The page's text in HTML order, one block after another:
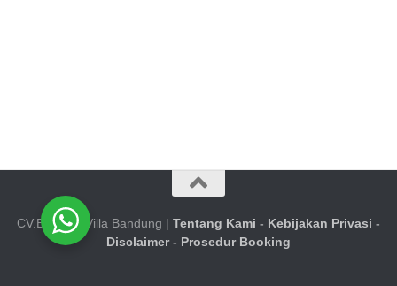
CV.Booking Villa Bandung | Tentang Kami - Kebijakan Privasi -
Disclaimer- Prosedur Booking